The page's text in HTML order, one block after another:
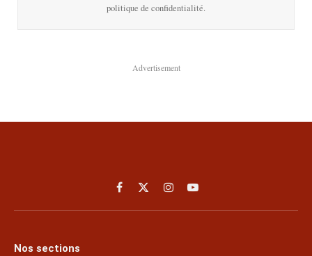
politique de confidentialité.
Advertisement
Facebook
X
(Twitter)
InstagramYouTube
Nos sections